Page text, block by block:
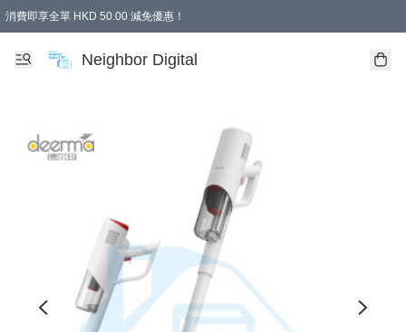
消費即享全單 HKD 50.00 減免優惠！
Neighbor Digital